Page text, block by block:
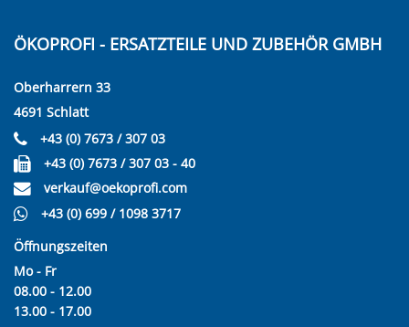
ÖKOPROFI - ERSATZTEILE UND ZUBEHÖR GMBH
Oberharrern 33
4691 Schlatt
+43 (0) 7673 / 307 03
+43 (0) 7673 / 307 03 - 40
verkauf@oekoprofi.com
+43 (0) 699 / 1098 3717
Öffnungszeiten
Mo - Fr
08.00 - 12.00
13.00 - 17.00